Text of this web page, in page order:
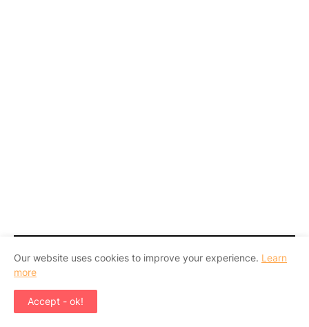
Our website uses cookies to improve your experience. Learn
more
Accept - ok!